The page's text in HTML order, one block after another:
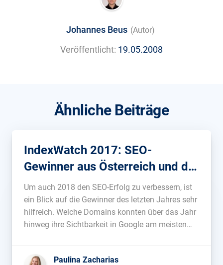
Johannes Beus (Autor)
Veröffentlicht: 19.05.2008
Ähnliche Beiträge
IndexWatch 2017: SEO-
Gewinner aus Österreich und der
Schweiz
Um auch 2018 den SEO-Erfolg zu verbessern, ist
ein Blick auf die Gewinner des letzten Jahres sehr
hilfreich. Welche Domains konnten über das Jahr
hinweg ihre Sichtbarkeit in Google am meisten
Paulina Zacharias